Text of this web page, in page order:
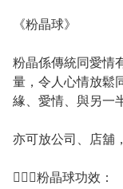
《粉晶球》
粉晶係傳統同愛情
量，令人心情放鬆
緣、愛情、與另一
亦可放公司、店舖
💁🏼‍♀️粉晶球功效：